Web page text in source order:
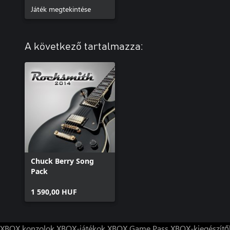
Játék megtekintése
A következő tartalmazza:
Chuck Berry Song
Pack
1 590,00 HUF